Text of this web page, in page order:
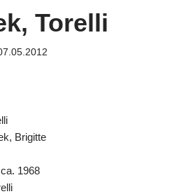
Torelli
Brigitte
ca. 1968